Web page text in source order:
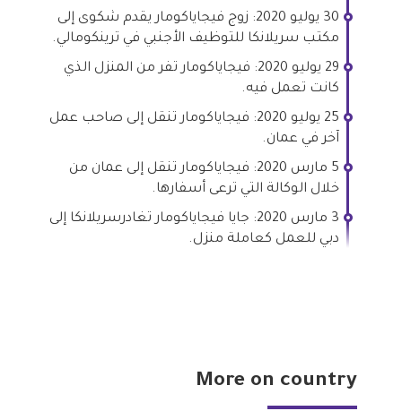
30 يوليو 2020: زوج فيجاياكومار يقدم شكوى إلى
مكتب سريلانكا للتوظيف الأجنبي في ترينكومالي.
29 يوليو 2020: فيجاياكومار تفر من المنزل الذي
كانت تعمل فيه.
25 يوليو 2020: فيجاياكومار تنقل إلى صاحب عمل
آخر في عمان.
5 مارس 2020: فيجاياكومار تنقل إلى عمان من
خلال الوكالة التي ترعى أسفارها.
3 مارس 2020: جايا فيجاياكومار تغادرسريلانكا إلى
دبي للعمل كعاملة منزل.
More on country